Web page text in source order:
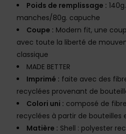
Poids de remplissage :
manches/80g. capuche
Coupe : Modern fit, une
avec toute la liberté de
classique
MADE BETTER
Imprimé : faite avec des
recyclées provenant de
Colori uni : composé de
recyclées à partir de bouteilles
Matière : Shell : polyester